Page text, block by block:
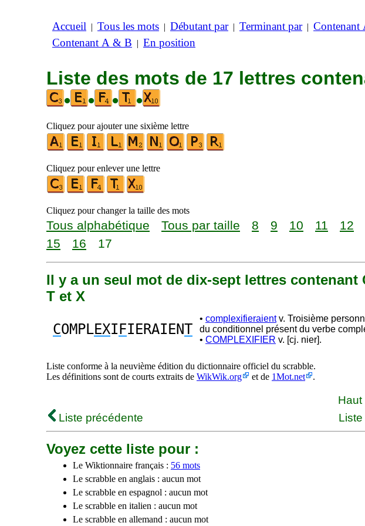
Accueil | Tous les mots | Débutant par| Terminant par| Contenant
Contenant A & B | En position
Liste des mots de 17 lettres
•
• • •
Cliquez pour ajouter une sixième lettre
Cliquez pour enlever une lettre
Cliquez pour changer la taille des mots
Tous alphabétique Tous par taille 8 9 10 11 12
15
16 17
Il y a un seul mot de dix-sept lettres contenant
T et X
COMPLEXI FIERAIENT
• complexifieraientv. Troisième
du conditionnel présent du verbe
• COMPLEXIFIER v. [cj. nier].
Liste conforme à la neuvième édition du dictionnaire officiel du scrabble.
Les définitions sont de courts extraits de WikWik.org et de 1Mot.net .
Haut
Liste précédente
Voyez cette liste pour :
Le Wiktionnaire français : 56 mots
Le scrabble en anglais : aucun mot
Le scrabble en espagnol : aucun mot
Le scrabble en italien : aucun mot
Le scrabble en allemand : aucun mot